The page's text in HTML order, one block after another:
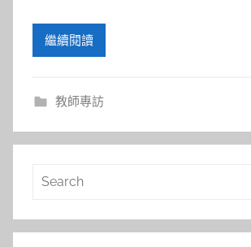
務
部
落
格
繼續閱讀
教師專訪
搜